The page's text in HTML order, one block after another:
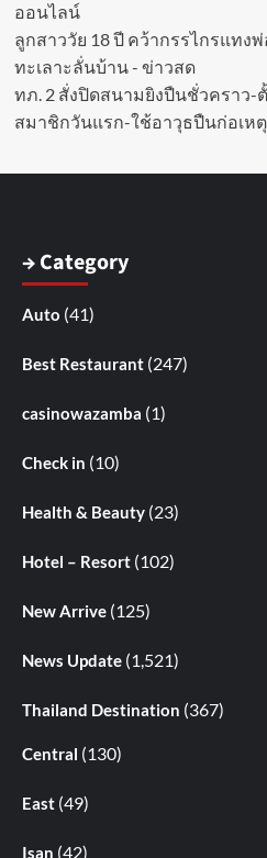
ออนไลน์
ลูกสาววัย 18 ปี คว้ากรรไกรแทง
ทะเลาะลั่นบ้าน - ข่าวสด
ทภ. 2 สั่งปิดสนามยิงปืนชั่วคราว-
สมาชิกวันแรก-ใช้อาวุธปืนก่อเหตุ
→ Category
Auto (41)
Best Restaurant (247)
casinowazamba (1)
Check in (10)
Health & Beauty (23)
Hotel – Resort (102)
New Arrive (125)
News Update (1,521)
Thailand Destination (367)
Central (130)
East (49)
Isan (42)